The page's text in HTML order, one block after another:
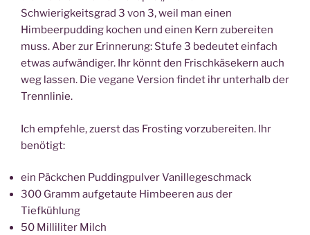
Schwierigkeitsgrad 3 von 3, weil man einen
Himbeerpudding kochen und einen Kern zubereiten
muss. Aber zur Erinnerung: Stufe 3 bedeutet einfach
etwas aufwändiger. Ihr könnt den Frischkäsekern auch
weg lassen. Die vegane Version findet ihr unterhalb der
Trennlinie.
Ich empfehle, zuerst das Frosting vorzubereiten. Ihr
benötigt:
ein Päckchen Puddingpulver Vanillegeschmack
300 Gramm aufgetaute Himbeeren aus der
Tiefkühlung
50 Milliliter Milch